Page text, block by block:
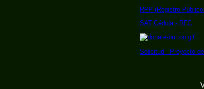
RPP (Registro
SAT Cédula - RFC
Solicitud - Proyecto